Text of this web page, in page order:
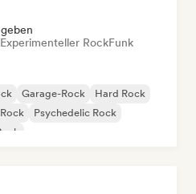
Experimenteller RockFunk
Garage-Rock
Hard Rock
Psychedelic Rock